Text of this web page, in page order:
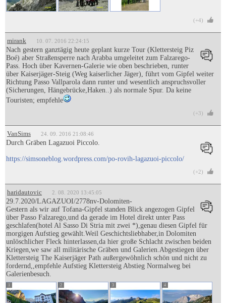
(+4)
mirank 10. 07. 2016 22:24:15
Nach gestern ganztägig heute geplant kurze Tour (Klettersteig Piz
Boé) aber Straßensperre nach Arabba umgeleitet zum Falzarego-
Pass. Hoch über Kavernen-Galerie wie oben beschrieben, runter
über Kaiserjäger-Steig (Weg kaiserlicher Jäger), führt vom Gipfel weiter
Richtung Passo Vallparola dann runter und wesentlich anspruchsvoller
(Sicherungen, Hängebrücke,Haken..) als normale Spur. Da keine
Touristen; empfehle
(+3)
VanSims 24. 09. 2016 21:08:46
Durch Gräben Lagazuoi Piccolo.
https://simsoneblog.wordpress.com/po-rovih-lagazuoi-piccolo/
(+2)
haridautovic 2. 08. 2020 13:45:05
29.7.2020/LAGAZUOI/2778nv-Dolomiten-
Gestern als wir auf Tofana-Gipfel standen Blick angezogen Gipfel
über Passo Falzarego,und da gerade im Hotel direkt unter Pass
geschlafen(hotel Al Sasso Di Stria mit zwei *),genau diesen Gipfel für
morgigen Aufstieg gewählt.Weil Geschichtsliebhaber,in Dolomiten
unlöschlicher Fleck hinterlassen,da hier große Schlacht zwischen beiden
Kriegen,we saw all militärische Gräben und Galerien.Abgestiegen über
Klettersteig The Kaiserjäger Path außergewöhnlich schön und nicht zu
fordernd,,empfehle Aufstieg Klettersteig Abstieg Normalweg bei
Galerienbesuch.
1 2 3 4